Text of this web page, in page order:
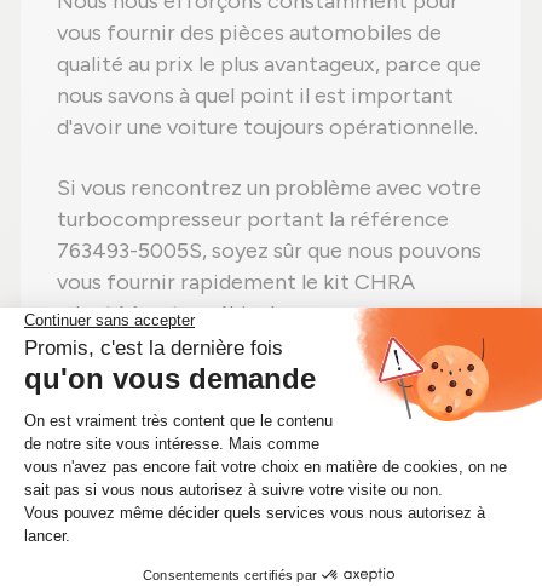
vous fournir des pièces automobiles de
qualité au prix le plus avantageux, parce que
nous savons à quel point il est important
d'avoir une voiture toujours opérationnelle.
Si vous rencontrez un problème avec votre
turbocompresseur portant la référence
763493-5005S, soyez sûr que nous pouvons
vous fournir rapidement le kit CHRA
adapté à votre véhicule.
Faites vite ! Si vous avez besoin d'un kit
CHRA 763493-5005S, achetez-le sans
hésiter sur Alsapièces.